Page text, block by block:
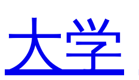
大学